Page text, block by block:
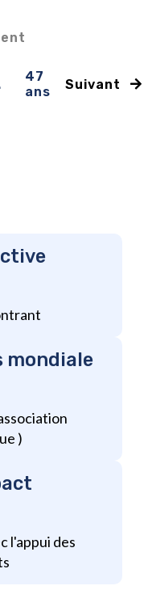
47
ans
Suivant
mondiale
)
l'appui des